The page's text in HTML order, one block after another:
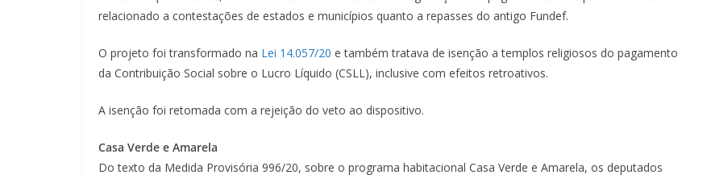
relacionado a contestações de estados e municípios quanto a repasses do antigo Fundef.
O projeto foi transformado na Lei 14.057/20 e também tratava de isenção a templos religiosos do pagamento
da Contribuição Social sobre o Lucro Líquido (CSLL), inclusive com efeitos retroativos.
A isenção foi retomada com a rejeição do veto ao dispositivo.
Casa Verde e Amarela
Do texto da Medida Provisória 996/20, sobre o programa habitacional Casa Verde e Amarela, os deputados